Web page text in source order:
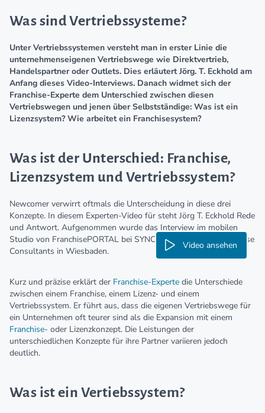
Was sind Vertriebssysteme?
Unter Vertriebssystemen versteht man in erster Linie die
unternehmenseigenen Vertriebswege wie Direktvertrieb,
Handelspartner oder Outlets. Dies erläutert Jörg. T. Eckhold am
Anfang dieses Video-Interviews. Danach widmet sich der
Franchise-Experte dem Unterschied zwischen diesen
Vertriebswegen und jenen über Selbstständige: Was ist ein
Lizenzsystem? Wie arbeitet ein Franchisesystem?
Was ist der Unterschied: Franchise,
Lizenzsystem und Vertriebssystem?
Newcomer verwirrt oftmals die Unterscheidung in diese drei
Konzepte. In diesem Experten-Video für steht Jörg T. Eckhold Rede
und Antwort. Aufgenommen wurde das Interview im mobilen
Studio von FranchisePORTAL bei SYNCON International Franchise
Consultants in Wiesbaden.
Video ansehen
Kurz und präzise erklärt der Franchise-Experte die Unterschiede
zwischen einem Franchise, einem Lizenz- und einem
Vertriebssystem. Er führt aus, dass die eigenen Vertriebswege für
ein Unternehmen oft teurer sind als die Expansion mit einem
Franchise- oder Lizenzkonzept. Die Leistungen der
unterschiedlichen Konzepte für ihre Partner variieren jedoch
deutlich.
Was ist ein Vertiebssystem?